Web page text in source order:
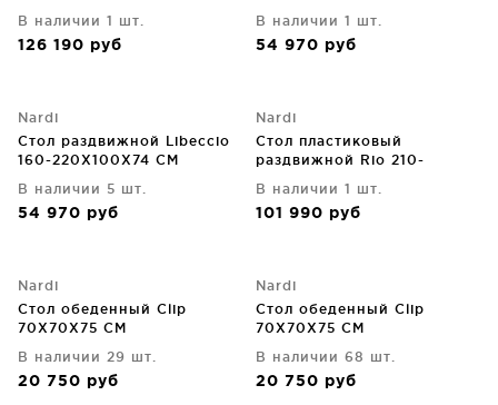
В наличии 1 шт.
126 190 руб
В наличии 1 шт.
54 970 руб
Nardi
Стол раздвижной Libeccio
160-220X100X74 CM
В наличии 5 шт.
54 970 руб
Nardi
Стол пластиковый
раздвижной Rio 210-
В наличии 1 шт.
101 990 руб
Nardi
Стол обеденный Clip
70X70X75 CM
В наличии 29 шт.
20 750 руб
Nardi
Стол обеденный Clip
70X70X75 CM
В наличии 68 шт.
20 750 руб